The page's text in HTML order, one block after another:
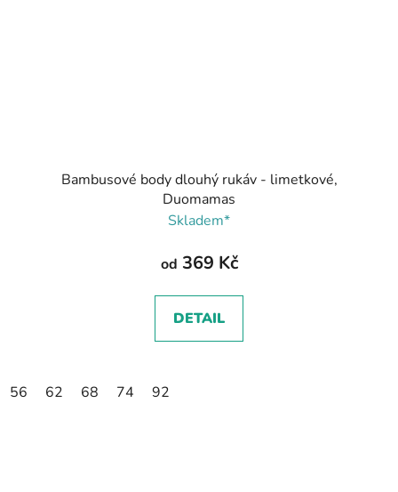
Bambusové body dlouhý rukáv - limetkové,
Duomamas
Skladem*
od 369 Kč
DETAIL
56 62 68 74 92